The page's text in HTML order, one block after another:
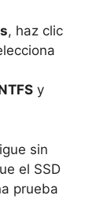
, haz clic
y
sin
el SSD
prueba